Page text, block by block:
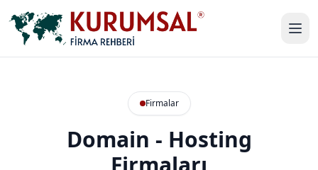
Firmalar
Domain - Hosting